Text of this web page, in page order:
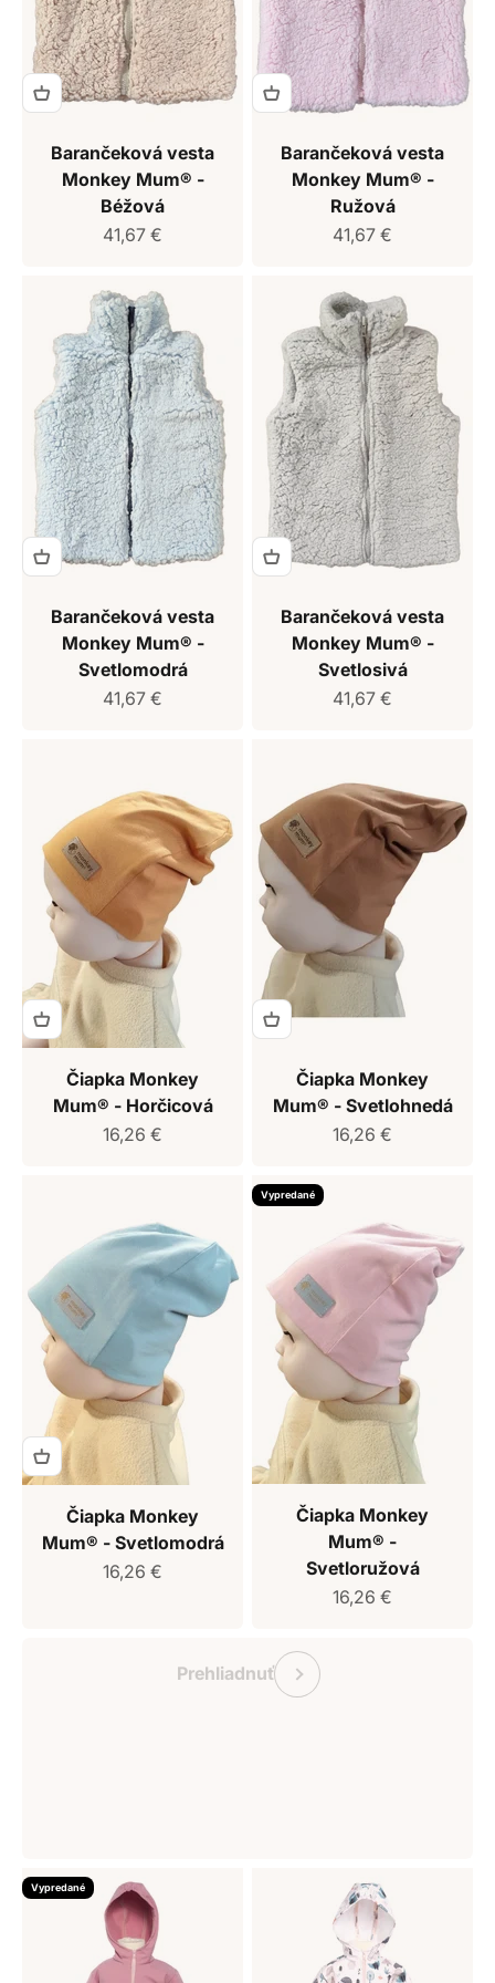
Barančeková vesta
Monkey Mum® -
Béžová
Predajná cena
41,67 €
Barančeková vesta
Monkey Mum® -
Ružová
Predajná cena
41,67 €
Barančeková vesta
Monkey Mum® -
Svetlomodrá
Predajná cena
41,67 €
Barančeková vesta
Monkey Mum® -
Svetlosivá
Predajná cena
41,67 €
Čiapka Monkey
Mum® - Horčicová
Predajná cena
16,26 €
Čiapka Monkey
Mum® - Svetlohnedá
Predajná cena
16,26 €
Čiapka Monkey
Mum® - Svetlomodrá
Predajná cena
16,26 €
Vypredané
Čiapka Monkey
Mum® -
Svetloružová
Predajná cena
16,26 €
PrehliadnuťPredchádzajúce
Vypredané